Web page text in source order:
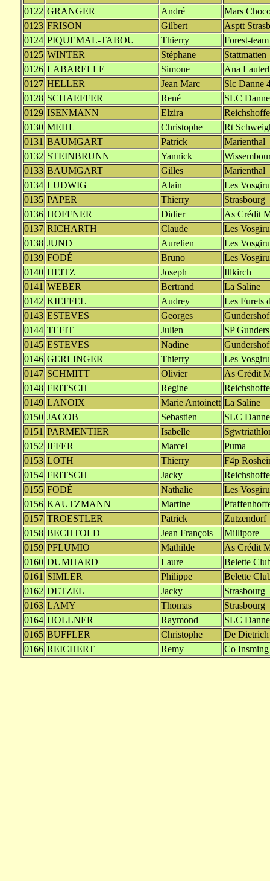
0122 GRANGER André
Mars
0123 FRISON Gilbert
Asptt
0124 PIQUEMAL-TABOU Thierry
Forest-team
0125 WINTER Stéphane
Stattmatten
0126 LABARELLE Simone
Ana
0127 HELLER Jean Marc
Slc Danne
0128 SCHAEFFER René
SLC
0129 ISENMANN Elzira
0130 MEHL Christophe
Rt
0131 BAUMGART Patrick
Marienthal
0132 STEINBRUNN Yannick
0133 BAUMGART Gilles
Marienthal
0134 LUDWIG Alain
Les
0135 PAPER Thierry
Strasbourg
0136 HOFFNER Didier
As Crédit
0137 RICHARTH Claude
Les
0138 JUND Aurelien
Les
0139 FODÉ Bruno
Les
0140 HEITZ Joseph
Illkirch
0141 WEBER Bertrand
La Saline
0142 KIEFFEL Audrey
Les Furets
0143 ESTEVES Georges
0144 TEFIT Julien
SP
0145 ESTEVES Nadine
0146 GERLINGER Thierry
Les
0147 SCHMITT Olivier
As Crédit
0148 FRITSCH Regine
0149 LANOIX Marie Antoinett La Saline
0150 JACOB Sebastien
SLC
0151 PARMENTIER Isabelle
0152 IFFER Marcel
Puma
0153 LOTH Thierry
F4p
0154 FRITSCH Jacky
0155 FODÉ Nathalie
Les
0156 KAUTZMANN Martine
0157 TROESTLER Patrick
Zutzendorf
0158 BECHTOLD Jean François
Millipore
0159 PFLUMIO Mathilde
As Crédit
0160 DUMHARD Laure
Belette
0161 SIMLER Philippe
Belette
0162 DETZEL Jacky
Strasbourg
0163 LAMY Thomas
Strasbourg
0164 HOLLNER Raymond
SLC
0165 BUFFLER Christophe
De
0166 REICHERT Remy Co Insming